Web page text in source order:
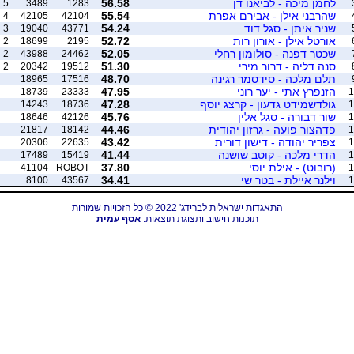
לחמן מיכה - לביאנו דן 56.58
1283
3489
5
שהרבני אילן - אבירם אפרת 55.54
42104
42105
4
שניר איתן - סגל דוד 54.24
43771
19040
3
אורטל אילן - אורון רות 52.72
2195
18699
2
שכטר דפנה - סולומון רחלי 52.05
24462
43988
2
סנה דליה - דרור מירי 51.30
19512
20342
2
תלם מלכה - סידסמר רגינה 48.70
17516
18965
הזנפרץ אתי - יער רוני 47.95
23333
18739
גולדשמידט גדעון - קרצג יוסף 47.28
18736
14243
שור דבורה - סגל אלין 45.76
42126
18646
פדהצור פועה - גרזון יהודית 44.46
18142
21817
צפריר יהודה - דישון דורית 43.42
22635
20306
הדרי מלכה - קוטב שושנה 41.44
15419
17489
(רובוט) - אילת יוסי 37.80
ROBOT
41104
וילנר איילת - בטר שי 34.41
43567
8100
התאגדות ישראלית לברידג' 2022 © כל הזכויות שמורות
תוכנות חישוב ותצוגת תוצאות:אסף עמית